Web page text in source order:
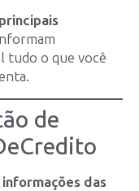
tudo o que você
de
das